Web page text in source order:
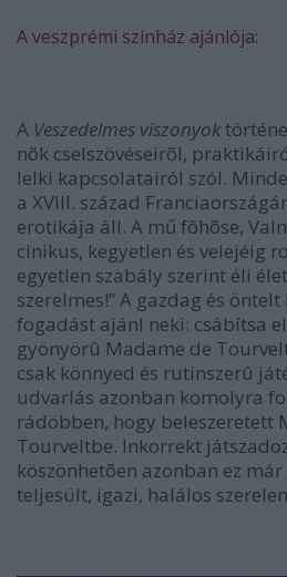
A veszprémi színház ajánlója:
A Veszedelmes viszonyok
nõk cselszövéseirõl,
lelki kapcsolatairól szól.
a XVIII. század
erotikája áll. A mű fõhõse,
cinikus, kegyetlen és velejéig
egyetlen szabály szerint éli
szerelmes!” A gazdag és
fogadást ajánl neki: csábítsa el
gyönyörû Madame de
csak könnyed és rutinszerû
udvarlás azonban komolyra
rádöbben, hogy beleszeretett
Tourveltbe. Inkorrekt
köszönhetõen azonban ez
teljesült, igazi, halálos